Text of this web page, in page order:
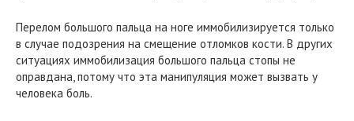
Перелом большого пальца на ноге иммобилизируется только
в случае подозрения на смещение отломков кости. В других
ситуациях иммобилизация большого пальца стопы не
оправдана, потому что эта манипуляция может вызвать у
человека боль.